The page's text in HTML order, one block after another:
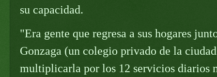
su capacidad.
"Era gente que regresa a sus hogares
Gonzaga (un colegio privado de la
multiplicarla por los 12 servicios diarios